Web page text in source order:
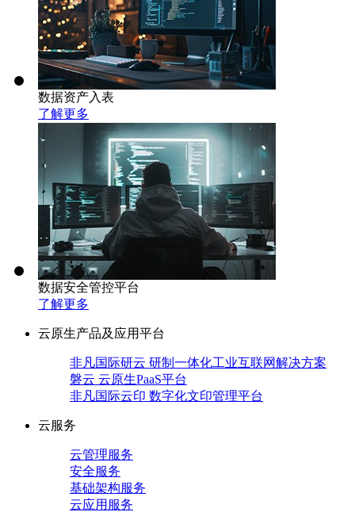
数据资产入表
了解更多
数据安全管控平台
了解更多
云原生产品及应用平台
非凡国际研云 研制一体化工业互联网解决方案
磐云 云原生PaaS平台
非凡国际云印 数字化文印管理平台
云服务
云管理服务
安全服务
基础架构服务
云应用服务